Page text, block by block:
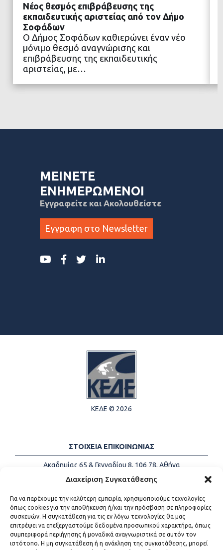
Διαχείριση Συγκατάθεσης
Για να παρέχουμε την καλύτερη εμπειρία, χρησιμοποιούμε τεχνολογίες
όπως cookies για την αποθήκευση ή/και την πρόσβαση σε πληροφορίες
συσκευών. Η συγκατάθεση για τις εν λόγω τεχνολογίες θα μας
επιτρέψει να επεξεργαστούμε δεδομένα προσωπικού χαρακτήρα, όπως
συμπεριφορά περιήγησης ή μοναδικά αναγνωριστικά σε αυτόν τον
ιστότοπο. Η μη συγκατάθεση ή η ανάκληση της συγκατάθεσης, μπορεί
ΔΙΑΒΑΣΤΕ ΠΕΡΙΣΣΟΤΕΡΑ
Νέος θεσμός επιβράβευσης της
εκπαιδευτικής αριστείας από τον Δήμο
Σοφάδων
Ο Δήμος Σοφάδων καθιερώνει έναν νέο
μόνιμο θεσμό αναγνώρισης και
επιβράβευσης της εκπαιδευτικής
αριστείας, με…
ΜΕΙΝΕΤΕ
ΕΝΗΜΕΡΩΜΕΝΟΙ
Εγγραφείτε και Ακολουθείστε
Εγγραφη στο Newsletter
ΚΕΔΕ © 2026
ΣΤΟΙΧΕΙΑ ΕΠΙΚΟΙΝΩΝΙΑΣ
Ακαδημίας 65 & Γενναδίου 8, 106 78, Αθήνα
Τηλέφωνα:
+30 213-2147500
Email:
info@kede.gr
ΧΡΗΣΙΜΟΙ ΣΥΝΔΕΣΜΟΙ